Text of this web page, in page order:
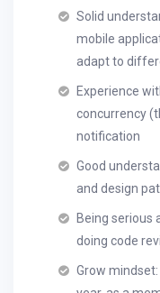
Solid
mobile
adapt to
Experience
concurrency
notification
Good
and design
Being serious
doing code
Grow